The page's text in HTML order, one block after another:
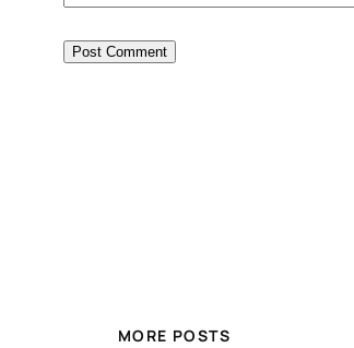
MORE POSTS